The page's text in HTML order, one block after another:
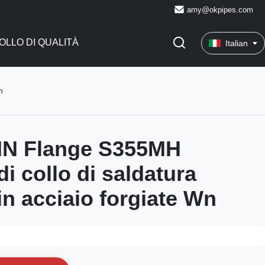
amy@okpipes.com
DI QUALITÀ Italian
Flange S355MH
collo di saldatura
acciaio forgiate Wn